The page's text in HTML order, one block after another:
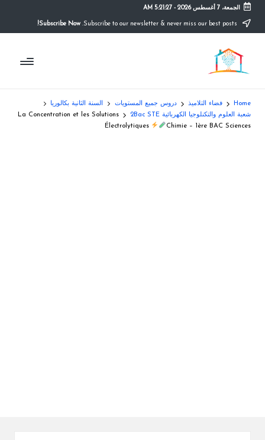
content
الجمعة، 7 أغسطس 2026 -
5:21:28 AM
Subscribe Now!
م
و
ق
ع
التعليم
الصريح
Home فضاء التلاميذ دروس جميع المستويات
السنة الثانية بكالوريا
شعبة العلوم والتكنلوجيا الكهربائية 2Bac STE
La Concentration et les Solutions
Électrolytiques
Chimie – 1ère BAC Sciences